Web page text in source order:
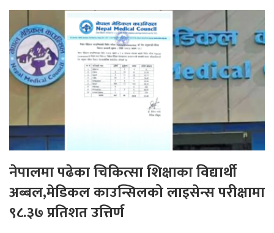
नेपालमा पढेका चिकित्सा शिक्षाका विद्यार्थी
अब्बल,मेडिकल काउन्सिलको लाइसेन्स परीक्षामा
९८.३७ प्रतिशत उत्तिर्ण